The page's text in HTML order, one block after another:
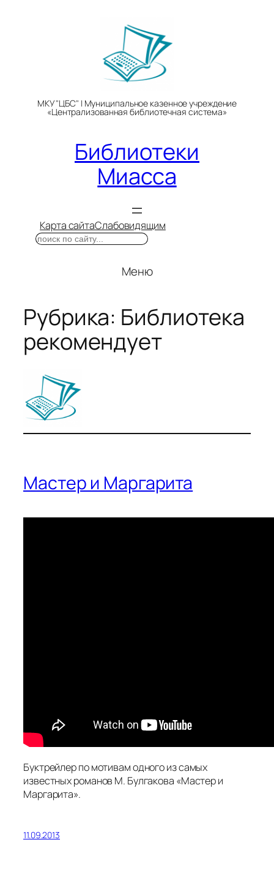
МКУ "ЦБС" | Муниципальное казенное учреждение
«Централизованная библиотечная система»
Библиотеки
Миасса
Карта сайтаСлабовидящим
Поиск
Меню
Рубрика: Библиотека
рекомендует
Мастер и Маргарита
Буктрейлер по мотивам одного из самых
известных романов М. Булгакова «Мастер и
Маргарита».
11.09.2013